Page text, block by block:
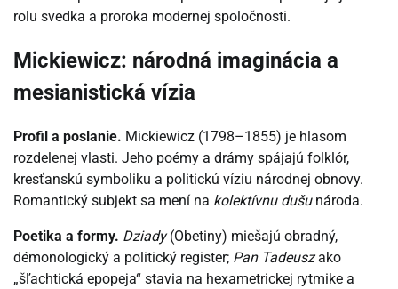
rolu svedka a proroka modernej spoločnosti.
Mickiewicz: národná imaginácia a
mesianistická vízia
Profil a poslanie. Mickiewicz (1798–1855) je hlasom
rozdelenej vlasti. Jeho poémy a drámy spájajú folklór,
kresťanskú symboliku a politickú víziu národnej obnovy.
Romantický subjekt sa mení na kolektívnu dušunároda.
Poetika a formy. Dziady(Obetiny) miešajú obradný,
démonologický a politický register; Pan Tadeuszako
„šľachtická epopeja“ stavia na hexametrickej rytmike a